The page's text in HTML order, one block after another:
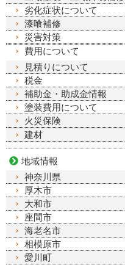
劣化症状について
漆喰補修
災害対策
費用について
見積りについて
税金
補助金・助成金情報
塗装費用について
火災保険
建材
地域情報
神奈川県
厚木市
大和市
座間市
海老名市
相模原市
愛川町